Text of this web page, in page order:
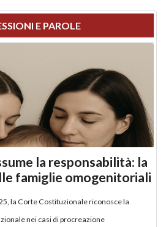
E PAROLE
la responsabilità: la
famiglie omogenitoriali
la Corte Costituzionale riconosce la
nei casi di procreazione